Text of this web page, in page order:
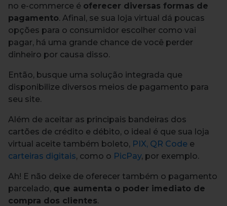
no e-commerce é oferecer diversas formas de
pagamento. Afinal, se sua loja virtual dá poucas
opções para o consumidor escolher como vai
pagar, há uma grande chance de você perder
dinheiro por causa disso.
Então, busque uma solução integrada que
disponibilize diversos meios de pagamento para
seu site.
Além de aceitar as principais bandeiras dos
cartões de crédito e débito, o ideal é que sua loja
virtual aceite também boleto, PIX, QR Code e
carteiras digitais, como o PicPay, por exemplo.
Ah! E não deixe de oferecer também o pagamento
parcelado, que aumenta o poder imediato de
compra dos clientes.